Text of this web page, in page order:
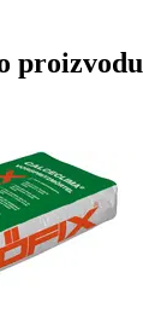
proizvodu